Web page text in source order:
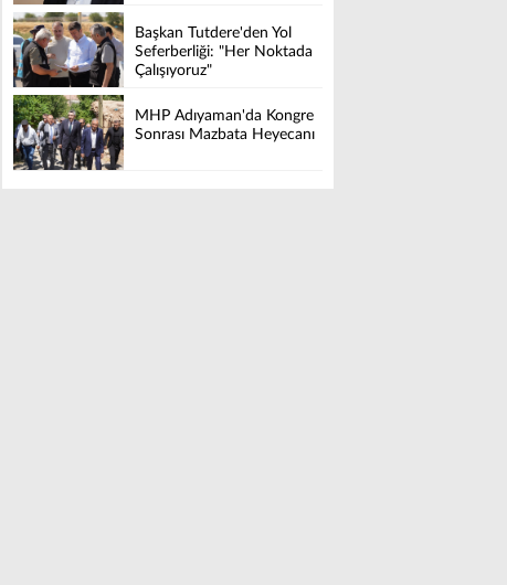
Başkan Tutdere'den Yol
Seferberliği: "Her Noktada
Çalışıyoruz"
MHP Adıyaman'da Kongre
Sonrası Mazbata Heyecanı